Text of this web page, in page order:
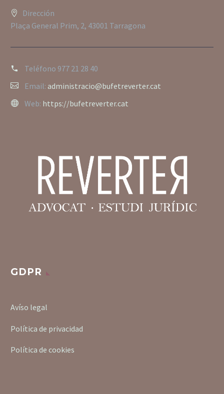
Dirección
Plaça General Prim, 2, 43001 Tarragona
Teléfono 977 21 28 40
Email: administracio@bufetreverter.cat
Web: https://bufetreverter.cat
GDPR
Avíso legal
Política de privacidad
Política de cookies